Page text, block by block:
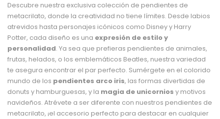
Descubre nuestra exclusiva colección de pendientes de
metacrilato, donde la creatividad no tiene límites. Desde labios
atrevidos hasta personajes icónicos como Disney y Harry
Potter, cada diseño es una expresión de estilo y
personalidad. Ya sea que prefieras pendientes de animales,
frutas, helados, o los emblemáticos Beatles, nuestra variedad
te asegura encontrar el par perfecto. Sumérgete en el colorido
mundo de los pendientes arco iris, las formas divertidas de
donuts y hamburguesas, y la magia de unicornios y motivos
navideños. Atrévete a ser diferente con nuestros pendientes de
metacrilato, ¡el accesorio perfecto para destacar en cualquier